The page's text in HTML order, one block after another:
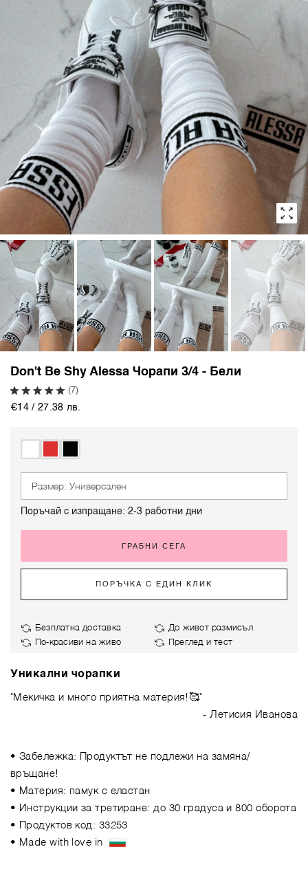
Don't Be Shy Alessa Чорапи 3/4 - Бели
(7)
€14 / 27.38 лв.
Размер: Универсален
Поръчай с изпращане: 2-3 работни дни
ГРАБНИ СЕГА
ПОРЪЧКА С ЕДИН КЛИК
Безплатна доставка
До живот размисъл
По-красиви на живо
Преглед и тест
Уникални чорапки
"Мекичка и много приятна материя!🥰"
- Летисия Иванова
• Забележка: Продуктът не подлежи на замяна/
връщане!
• Материя: памук с еластан
• Инструкции за третиране: до 30 градуса и 800 оборота
• Продуктов код: 33253
• Made with love in